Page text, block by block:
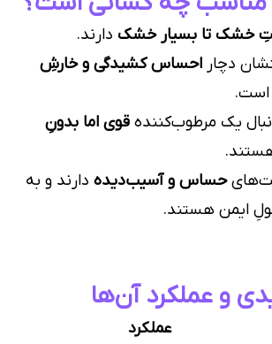
خشک تا بسیار خشک دارند.
دچار احساس کشیدگی و خارشِ
است.
یک مرطوب‌کننده قوی اما بدونِ
حساس و آسیب‌دیده دارند و به
ایمن هستند.
و عملکرد آن‌ها
عملکرد